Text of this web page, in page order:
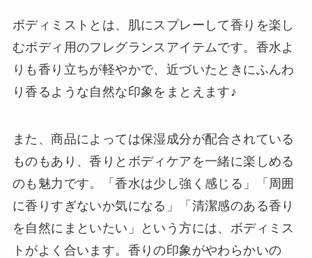
ボディミストとは、肌にスプレーして香りを楽し
むボディ用のフレグランスアイテムです。香水よ
りも香り立ちが軽やかで、近づいたときにふんわ
り香るような自然な印象をまとえます♪
また、商品によっては保湿成分が配合されている
ものもあり、香りとボディケアを一緒に楽しめる
のも魅力です。「香水は少し強く感じる」「周囲
に香りすぎないか気になる」「清潔感のある香り
を自然にまといたい」という方には、ボディミス
トがよく合います。香りの印象がやわらかいの